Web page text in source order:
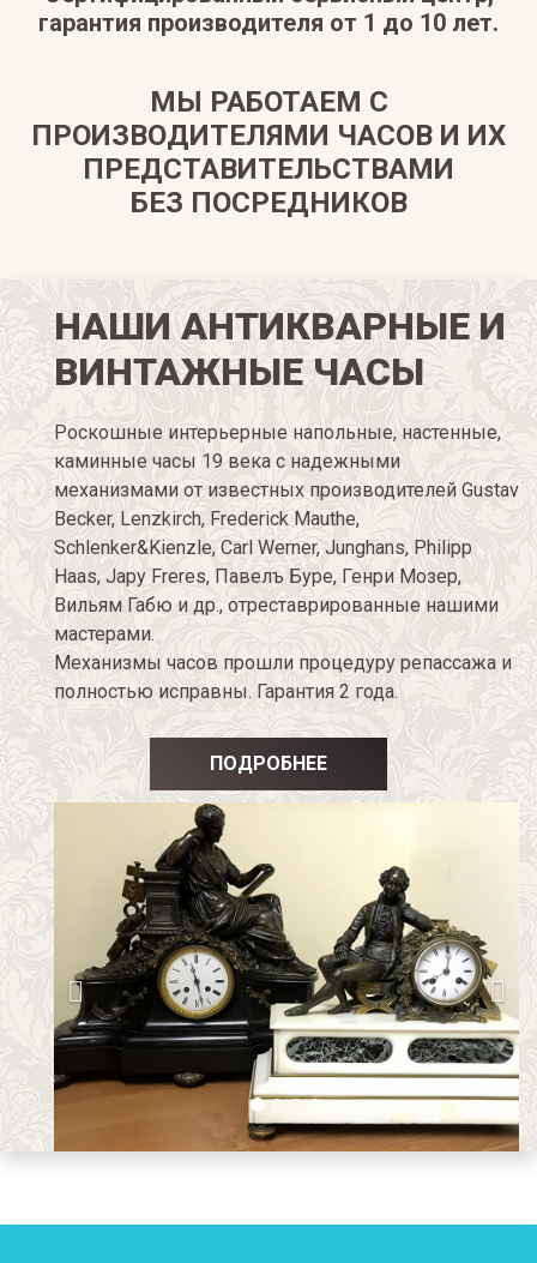
гарантия производителя от 1 до 10 лет.
МЫ РАБОТАЕМ С
ПРОИЗВОДИТЕЛЯМИ ЧАСОВ И ИХ
ПРЕДСТАВИТЕЛЬСТВАМИ
БЕЗ ПОСРЕДНИКОВ
НАШИ АНТИКВАРНЫЕ И
ВИНТАЖНЫЕ ЧАСЫ
Роскошные интерьерные напольные, настенные,
каминные часы 19 века с надежными
механизмами от известных производителей Gustav
Becker, Lenzkirch, Frederick Mauthe,
Schlenker&Kienzle, Carl Werner, Junghans, Philipp
Haas, Japy Freres, Павелъ Буре, Генри Мозер,
Вильям Габю и др., отреставрированные нашими
мастерами.
Механизмы часов прошли процедуру репассажа и
полностью исправны. Гарантия 2 года.
ПОДРОБНЕЕ